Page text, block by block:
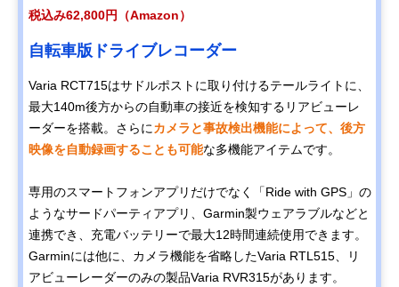
税込み62,800円（Amazon）
自転車版ドライブレコーダー
Varia RCT715はサドルポストに取り付けるテールライトに、
最大140m後方からの自動車の接近を検知するリアビューレ
ーダーを搭載。さらにカメラと事故検出機能によって、後方
映像を自動録画することも可能な多機能アイテムです。
専用のスマートフォンアプリだけでなく「Ride with GPS」の
ようなサードパーティアプリ、Garmin製ウェアラブルなどと
連携でき、充電バッテリーで最大12時間連続使用できます。
Garminには他に、カメラ機能を省略したVaria RTL515、リ
アビューレーダーのみの製品Varia RVR315があります。